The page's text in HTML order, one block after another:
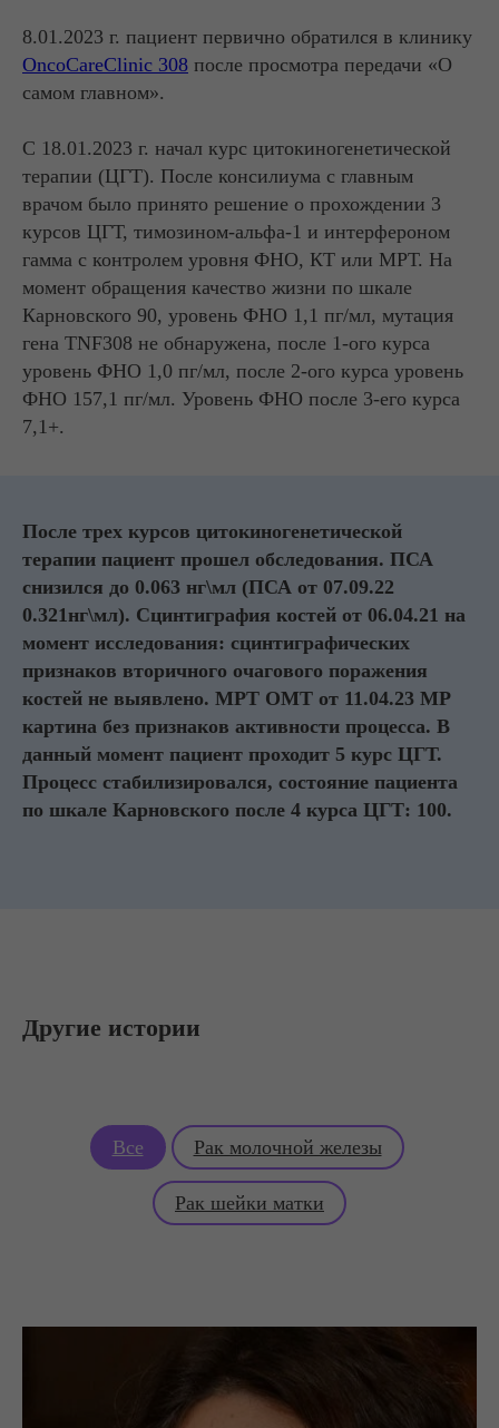
8.01.2023 г. пациент первично обратился в клинику
OncoCareClinic 308 после просмотра передачи «О
самом главном».
С 18.01.2023 г. начал курс цитокиногенетической
терапии (ЦГТ). После консилиума с главным
врачом было принято решение о прохождении 3
курсов ЦГТ, тимозином-альфа-1 и интерфероном
гамма с контролем уровня ФНО, КТ или МРТ. На
момент обращения качество жизни по шкале
Карновского 90, уровень ФНО 1,1 пг/мл, мутация
гена TNF308 не обнаружена, после 1-ого курса
уровень ФНО 1,0 пг/мл, после 2-ого курса уровень
ФНО 157,1 пг/мл. Уровень ФНО после 3-его курса
7,1+.
После трех курсов цитокиногенетической
терапии пациент прошел обследования. ПСА
снизился до 0.063 нг\мл (ПСА от 07.09.22
0.321нг\мл). Сцинтиграфия костей от 06.04.21 на
момент исследования: сцинтиграфических
признаков вторичного очагового поражения
костей не выявлено. МРТ ОМТ от 11.04.23 МР
картина без признаков активности процесса. В
данный момент пациент проходит 5 курс ЦГТ.
Процесс стабилизировался, состояние пациента
по шкале Карновского после 4 курса ЦГТ: 100.
Другие истории
Все Рак молочной железы
Рак шейки матки